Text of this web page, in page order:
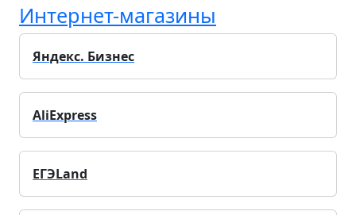
Интернет-магазины
Яндекс. Бизнес
AliExpress
ЕГЭLand